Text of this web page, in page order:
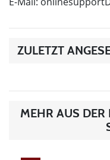
ZULETZT
MEHR AUS DER